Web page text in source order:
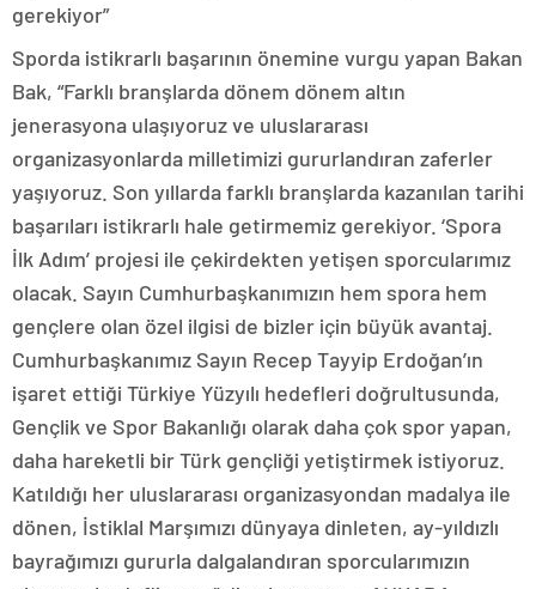
gerekiyor”
Sporda istikrarlı başarının önemine vurgu yapan Bakan
Bak, “Farklı branşlarda dönem dönem altın
jenerasyona ulaşıyoruz ve uluslararası
organizasyonlarda milletimizi gururlandıran zaferler
yaşıyoruz. Son yıllarda farklı branşlarda kazanılan tarihi
başarıları istikrarlı hale getirmemiz gerekiyor. ‘Spora
İlk Adım’ projesi ile çekirdekten yetişen sporcularımız
olacak. Sayın Cumhurbaşkanımızın hem spora hem
gençlere olan özel ilgisi de bizler için büyük avantaj.
Cumhurbaşkanımız Sayın Recep Tayyip Erdoğan’ın
işaret ettiği Türkiye Yüzyılı hedefleri doğrultusunda,
Gençlik ve Spor Bakanlığı olarak daha çok spor yapan,
daha hareketli bir Türk gençliği yetiştirmek istiyoruz.
Katıldığı her uluslararası organizasyondan madalya ile
dönen, İstiklal Marşımızı dünyaya dinleten, ay-yıldızlı
bayrağımızı gururla dalgalandıran sporcularımızın